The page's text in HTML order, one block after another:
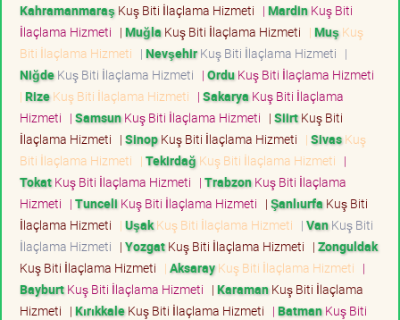
Kahramanmaraş Kuş Biti İlaçlama Hizmeti | MardinKuş Biti
İlaçlama Hizmeti | Muğla Kuş Biti İlaçlama Hizmeti | Muş Kuş
Biti İlaçlama Hizmeti | NevşehirKuş Biti İlaçlama Hizmeti |
NiğdeKuş Biti İlaçlama Hizmeti | OrduKuş Biti İlaçlama Hizmeti
| RizeKuş Biti İlaçlama Hizmeti | Sakarya Kuş Biti İlaçlama
Hizmeti | SamsunKuş Biti İlaçlama Hizmeti | SiirtKuş Biti
İlaçlama Hizmeti | SinopKuş Biti İlaçlama Hizmeti | SivasKuş
Biti İlaçlama Hizmeti | Tekirdağ Kuş Biti İlaçlama Hizmeti |
TokatKuş Biti İlaçlama Hizmeti | TrabzonKuş Biti İlaçlama
Hizmeti | Tunceli Kuş Biti İlaçlama Hizmeti | Şanlıurfa Kuş Biti
İlaçlama Hizmeti | UşakKuş Biti İlaçlama Hizmeti | VanKuş Biti
İlaçlama Hizmeti | YozgatKuş Biti İlaçlama Hizmeti | Zonguldak
Kuş Biti İlaçlama Hizmeti | AksarayKuş Biti İlaçlama Hizmeti |
BayburtKuş Biti İlaçlama Hizmeti | KaramanKuş Biti İlaçlama
Hizmeti | KırıkkaleKuş Biti İlaçlama Hizmeti | BatmanKuş Biti